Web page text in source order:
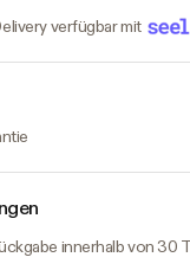
verfügbar mit
innerhalb von 30